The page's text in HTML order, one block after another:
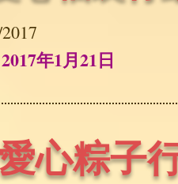
年1月21日
心粽子